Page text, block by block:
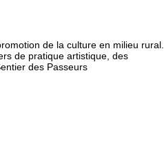
de la culture en milieu rural.
de pratique artistique, des
des Passeurs